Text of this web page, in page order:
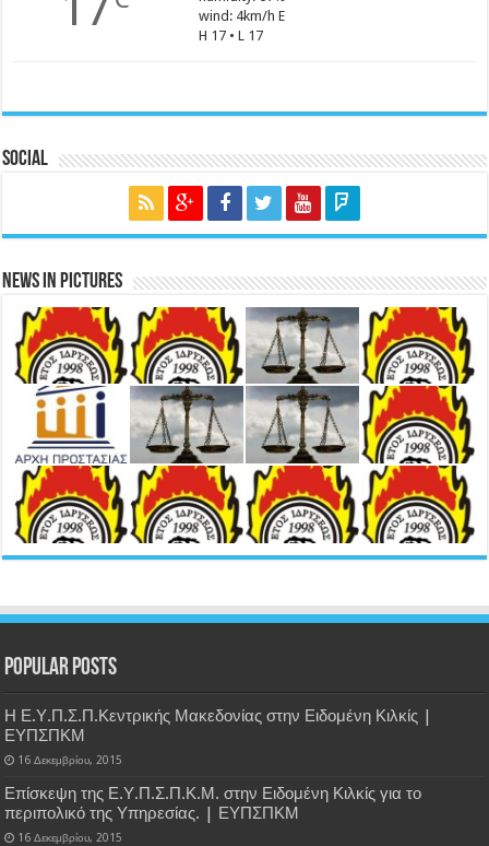
wind: 4km/h E
H 17 • L 17
Social
News in Pictures
Popular Posts
Η Ε.Υ.Π.Σ.Π.Κεντρικής Μακεδονίας στην Ειδομένη Κιλκίς |
ΕΥΠΣΠΚΜ
16 Δεκεμβρίου, 2015
Επίσκεψη της Ε.Υ.Π.Σ.Π.Κ.Μ. στην Ειδομένη Κιλκίς για το
περιπολικό της Υπηρεσίας. | ΕΥΠΣΠΚΜ
16 Δεκεμβρίου, 2015